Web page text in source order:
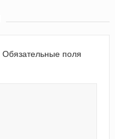
Обязательные поля